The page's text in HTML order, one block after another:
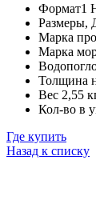
Формат1
Марка
Марка
Толщина
Вес 2,55
Кол-во в
Где купить
Назад к списку